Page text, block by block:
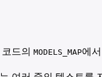
드의 MODELS_MAP에